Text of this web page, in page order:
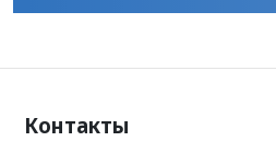
Контакты